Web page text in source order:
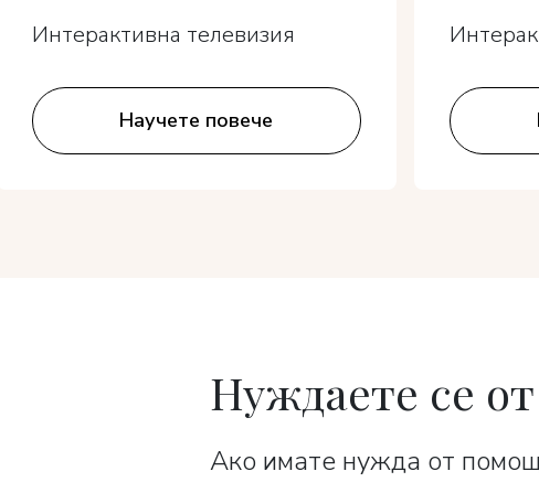
Интерактивна телевизия
Научете повече
Нуждаете се
Ако имате нужда от